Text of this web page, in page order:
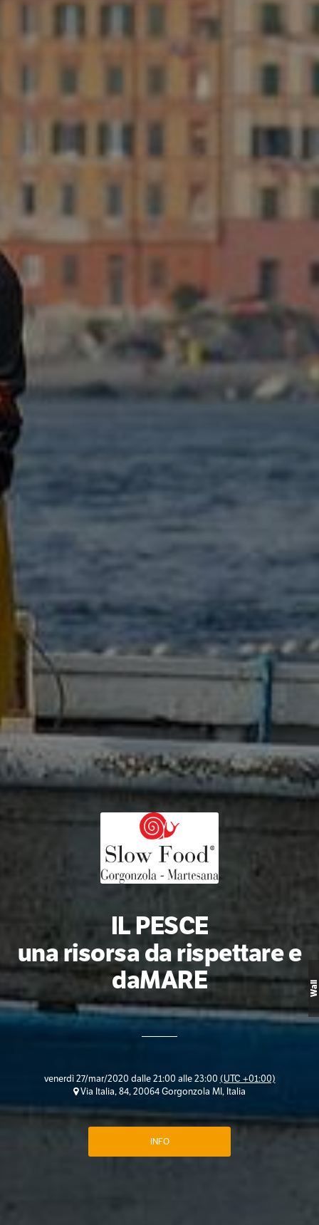
IL PESCE
una risorsa da rispettare e
daMARE
venerdì 27/mar/2020 dalle 21:00 alle 23:00 (UTC +01:00)
Via Italia, 84, 20064 Gorgonzola MI, Italia
INFO
Wall